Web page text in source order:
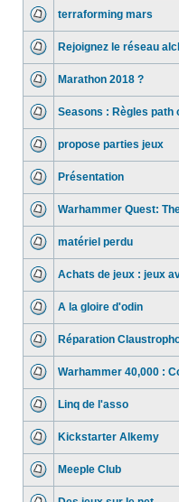
terraforming mars
Rejoignez le réseau
Marathon 2018 ?
Seasons : Règles path
propose parties jeux
Présentation
Warhammer Quest:
matériel perdu
Achats de jeux : jeux
A la gloire d'odin
Réparation
Warhammer 40,000 :
Linq de l'asso
Kickstarter Alkemy
Meeple Club